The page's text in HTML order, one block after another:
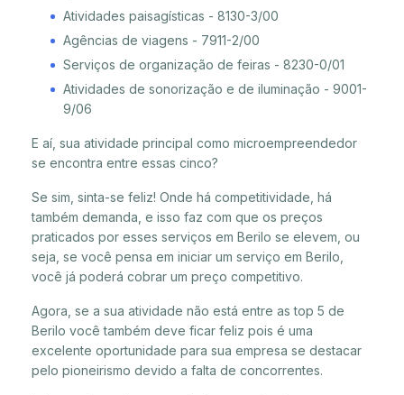
Atividades paisagísticas - 8130-3/00
Agências de viagens - 7911-2/00
Serviços de organização de feiras - 8230-0/01
Atividades de sonorização e de iluminação - 9001-
9/06
E aí, sua atividade principal como microempreendedor
se encontra entre essas cinco?
Se sim, sinta-se feliz! Onde há competitividade, há
também demanda, e isso faz com que os preços
praticados por esses serviços em Berilo se elevem, ou
seja, se você pensa em iniciar um serviço em Berilo,
você já poderá cobrar um preço competitivo.
Agora, se a sua atividade não está entre as top 5 de
Berilo você também deve ficar feliz pois é uma
excelente oportunidade para sua empresa se destacar
pelo pioneirismo devido a falta de concorrentes.